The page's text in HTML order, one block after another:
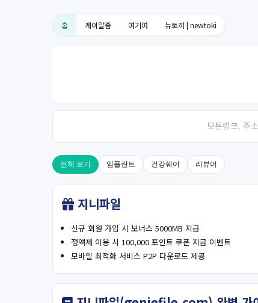
홈 케이알좀 여기여 뉴토끼 | newtoki
모든링크, 주
전체 보기 임플란트 건강쉐어 리뷰어
지니파일
신규 회원 가입 시 보너스 5000MB 지급
정액제 이용 시 100,000 포인트 쿠폰 지급 이벤트
모바일 최적화 서비스 P2P 다운로드 제공